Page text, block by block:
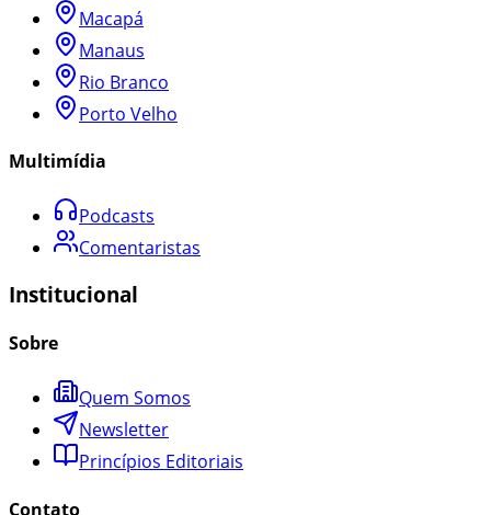
Macapá
Manaus
Rio Branco
Porto Velho
Multimídia
Podcasts
Comentaristas
Institucional
Sobre
Quem Somos
Newsletter
Princípios Editoriais
Contato